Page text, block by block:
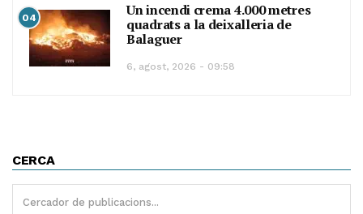
04
Un incendi crema 4.000 metres
quadrats a la deixalleria de
Balaguer
6, agost, 2026 - 09:58
CERCA